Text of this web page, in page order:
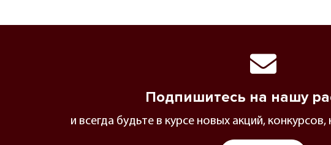
Подпишитесь на нашу
и всегда будьте в курсе новых акций,